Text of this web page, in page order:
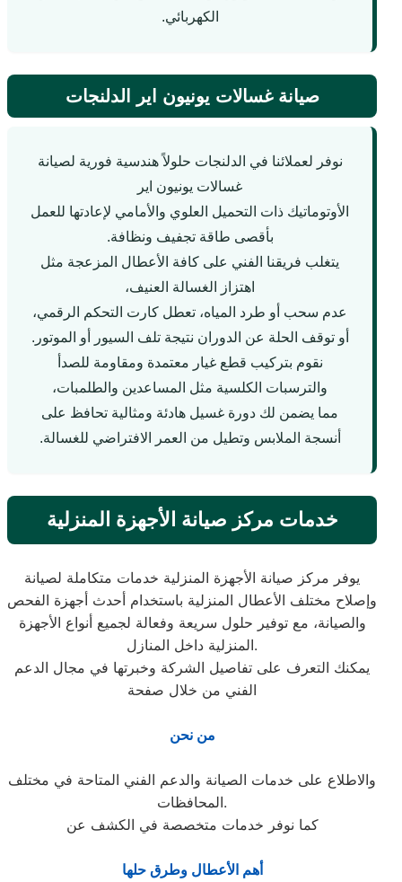
الكهربائي.
صيانة غسالات يونيون اير الدلنجات
نوفر لعملائنا في الدلنجات حلولاً هندسية فورية لصيانة
غسالات يونيون اير
الأوتوماتيك ذات التحميل العلوي والأمامي لإعادتها للعمل
بأقصى طاقة تجفيف ونظافة.
يتغلب فريقنا الفني على كافة الأعطال المزعجة مثل
اهتزاز الغسالة العنيف،
عدم سحب أو طرد المياه، تعطل كارت التحكم الرقمي،
أو توقف الحلة عن الدوران نتيجة تلف السيور أو الموتور.
نقوم بتركيب قطع غيار معتمدة ومقاومة للصدأ
والترسبات الكلسية مثل المساعدين والطلمبات،
مما يضمن لك دورة غسيل هادئة ومثالية تحافظ على
أنسجة الملابس وتطيل من العمر الافتراضي للغسالة.
خدمات مركز صيانة الأجهزة المنزلية
يوفر مركز صيانة الأجهزة المنزلية خدمات متكاملة لصيانة
وإصلاح مختلف الأعطال المنزلية باستخدام أحدث أجهزة الفحص
والصيانة، مع توفير حلول سريعة وفعالة لجميع أنواع الأجهزة
المنزلية داخل المنازل.
يمكنك التعرف على تفاصيل الشركة وخبرتها في مجال الدعم
الفني من خلال صفحة
من نحن
والاطلاع على خدمات الصيانة والدعم الفني المتاحة في مختلف
المحافظات.
كما نوفر خدمات متخصصة في الكشف عن
أهم الأعطال وطرق حلها